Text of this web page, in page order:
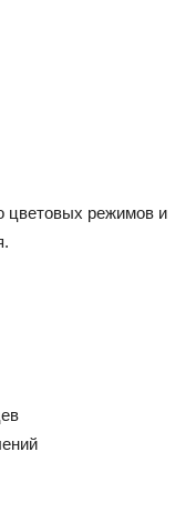
цветовых режимов и